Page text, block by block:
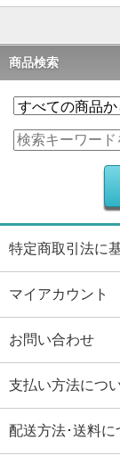
商品検索
特定商取引法に
マイアカウント
お問い合わせ
支払い方法につ
配送方法･送料に